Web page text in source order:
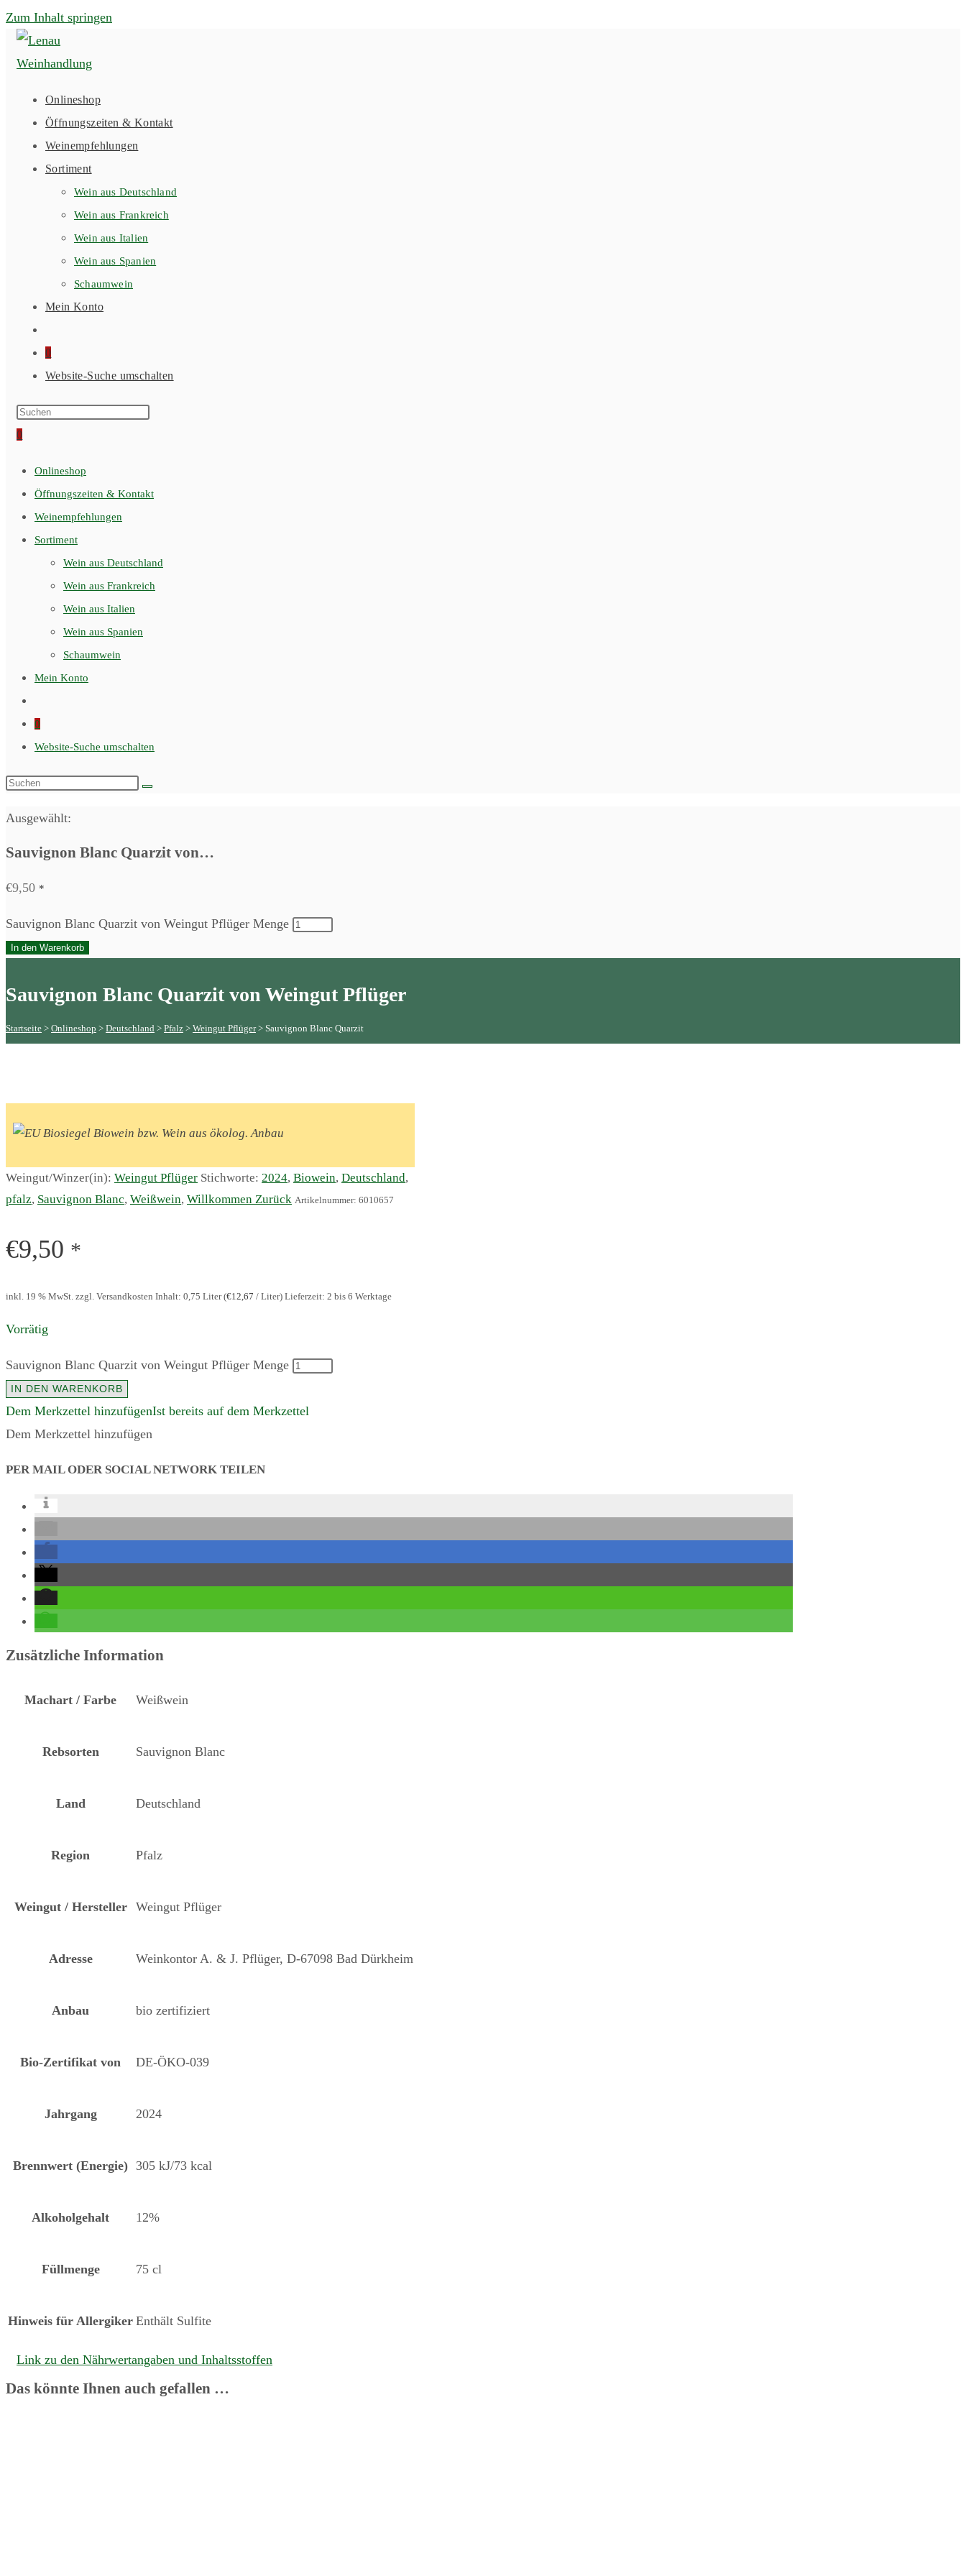
Zum Inhalt springen
Onlineshop
Öffnungszeiten & Kontakt
Weinempfehlungen
Sortiment
Wein aus Deutschland
Wein aus Frankreich
Wein aus Italien
Wein aus Spanien
Schaumwein
Mein Konto
0
Website-Suche umschalten
0
Onlineshop
Öffnungszeiten & Kontakt
Weinempfehlungen
Sortiment
Wein aus Deutschland
Wein aus Frankreich
Wein aus Italien
Wein aus Spanien
Schaumwein
Mein Konto
0
Website-Suche umschalten
Ausgewählt:
Sauvignon Blanc Quarzit von…
€9,50 *
Sauvignon Blanc Quarzit von Weingut Pflüger Menge
In den Warenkorb
Sauvignon Blanc Quarzit von Weingut Pflüger
Startseite > Onlineshop > Deutschland > Pfalz > Weingut Pflüger > Sauvignon Blanc Quarzit
Biowein bzw. Wein aus ökolog. Anbau
Weingut/Winzer(in): Weingut Pflüger Stichworte: 2024, Biowein, Deutschland,
pfalz, Sauvignon Blanc, Weißwein, Willkommen Zurück Artikelnummer: 6010657
€9,50 *
inkl. 19 % MwSt. zzgl. Versandkosten Inhalt: 0,75 Liter(€12,67 / Liter) Lieferzeit: 2 bis 6 Werktage
Vorrätig
Sauvignon Blanc Quarzit von Weingut Pflüger Menge
IN DEN WARENKORB
Dem Merkzettel hinzufügenIst bereits auf dem Merkzettel
Dem Merkzettel hinzufügen
PER MAIL ODER SOCIAL NETWORK TEILEN
Zusätzliche Information
Machart / Farbe Weißwein
Rebsorten Sauvignon Blanc
Land Deutschland
Region Pfalz
Weingut / Hersteller Weingut Pflüger
Adresse Weinkontor A. & J. Pflüger, D-67098 Bad Dürkheim
Anbau bio zertifiziert
Bio-Zertifikat von DE-ÖKO-039
Jahrgang 2024
Brennwert (Energie) 305 kJ/73 kcal
Alkoholgehalt 12%
Füllmenge 75 cl
Hinweis für Allergiker Enthält Sulfite
Link zu den Nährwertangaben und Inhaltsstoffen
Das könnte Ihnen auch gefallen …